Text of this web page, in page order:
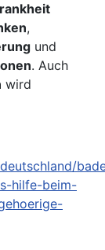
,
und
. Auch
wird
hilfe-beim-